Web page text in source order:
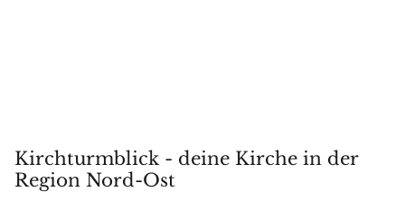
Kirchturmblick - deine Kirche in der
Region Nord-Ost